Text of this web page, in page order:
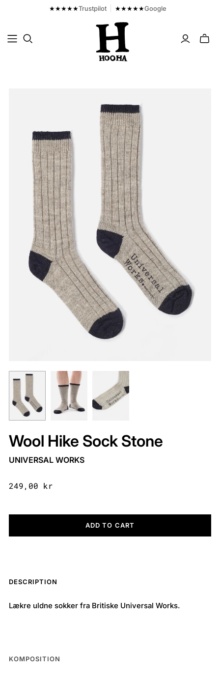
★★★★★Trustpilot ★★★★★Google
Wool Hike Sock Stone
UNIVERSAL WORKS
249,00 kr
ADD TO CART
DESCRIPTION
Lækre uldne sokker fra Britiske Universal Works.
KOMPOSITION